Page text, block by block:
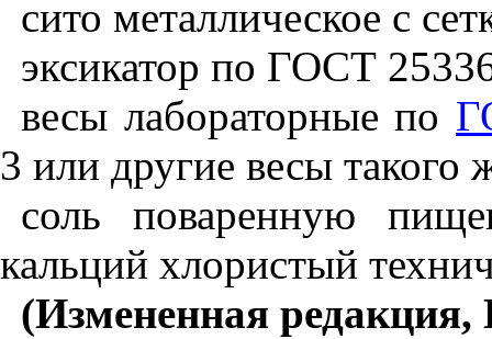
сито металлическое с
эксикатор по ГОСТ
весы лабораторные по
3 или другие весы такого
соль поваренную
кальций хлористый
(Измененная